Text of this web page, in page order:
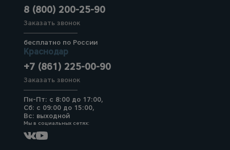
8 (800) 200-25-90
Заказать звонок
бесплатно по России
Краснодар
+7 (861) 225-00-90
Заказать звонок
Пн-Пт: с 8:00 до 17:00,
Сб: с 09:00 до 15:00,
Вс: выходной
Мы в социальных сетях: